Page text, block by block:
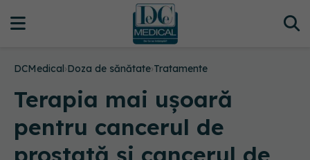
DCMedical›Doza de sănătate›Tratamente
Terapia mai ușoară
pentru cancerul de
prostată și cancerul de